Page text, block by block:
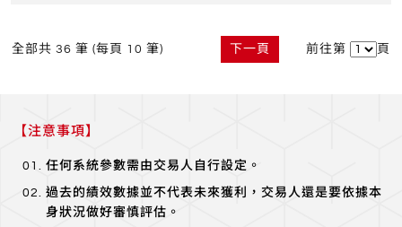
全部共 36 筆 (每頁 10 筆) 下一頁 前往第 頁
【注意事項】
任何系統參數需由交易人自行設定。
過去的績效數據並不代表未來獲利，交易人還是要依據本
身狀況做好審慎評估。